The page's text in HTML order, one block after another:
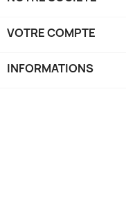
VOTRE COMPTE
INFORMATIONS